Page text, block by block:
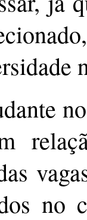
no